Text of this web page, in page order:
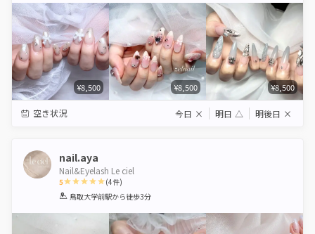
¥8,500 ¥8,500 ¥8,500
空き状況 今日 × 明日 △ 明後日 ×
nail.aya
Nail&Eyelash Le ciel
5
1 2 3 4 5
(4件)
鳥取大学前駅から徒歩3分